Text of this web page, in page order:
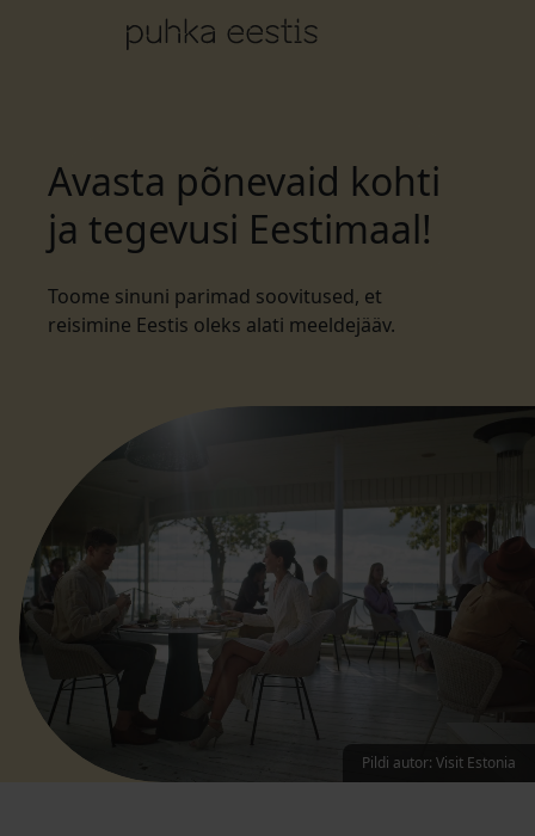
Avasta põnevaid kohti
ja tegevusi Eestimaal!
Toome sinuni parimad soovitused, et
reisimine Eestis oleks alati meeldejääv.
Pildi autor: Visit Estonia